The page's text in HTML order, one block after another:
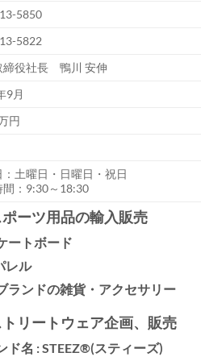
5850
5822
締役社長 鴨川 安伸
9月
円
：土曜日・日曜日・祝日
間：9:30～18:30
ポーツ用品の輸入販売
ートボード
レル
ランドの雑貨・アクセサリー
トリートウェア企画、販売
ド名 : STEEZ®(スティーズ)